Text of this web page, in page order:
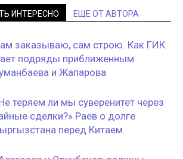
ИНТЕРЕСНО ЕЩЕ ОТ АВТОРА
заказываю, сам строю. Как ГИК
подряды приближенным
и Жапарова
теряем ли мы суверенитет через
сделки?» Раев о долге
перед Китаем